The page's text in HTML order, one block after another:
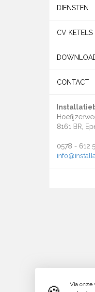
DIENSTEN
CV KETELS
CONTACT
8161 BR,
0578 - 612
Via onze